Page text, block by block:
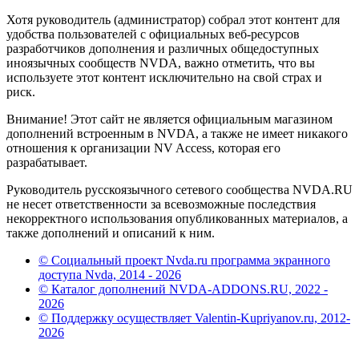
Хотя руководитель (администратор) собрал этот контент для
удобства пользователей с официальных веб-ресурсов
разработчиков дополнения и различных общедоступных
иноязычных сообществ NVDA, важно отметить, что вы
используете этот контент исключительно на свой страх и
риск.
Внимание! Этот сайт не является официальным магазином
дополнений встроенным в NVDA, а также не имеет никакого
отношения к организации NV Access, которая его
разрабатывает.
Руководитель русскоязычного сетевого сообщества NVDA.RU
не несет ответственности за всевозможные последствия
некорректного использования опубликованных материалов, а
также дополнений и описаний к ним.
© Социальный проект Nvda.ru программа экранного
доступа Nvda, 2014 - 2026
© Каталог дополнений NVDA-ADDONS.RU, 2022 -
2026
© Поддержку осуществляет Valentin-Kupriyanov.ru, 2012-
2026